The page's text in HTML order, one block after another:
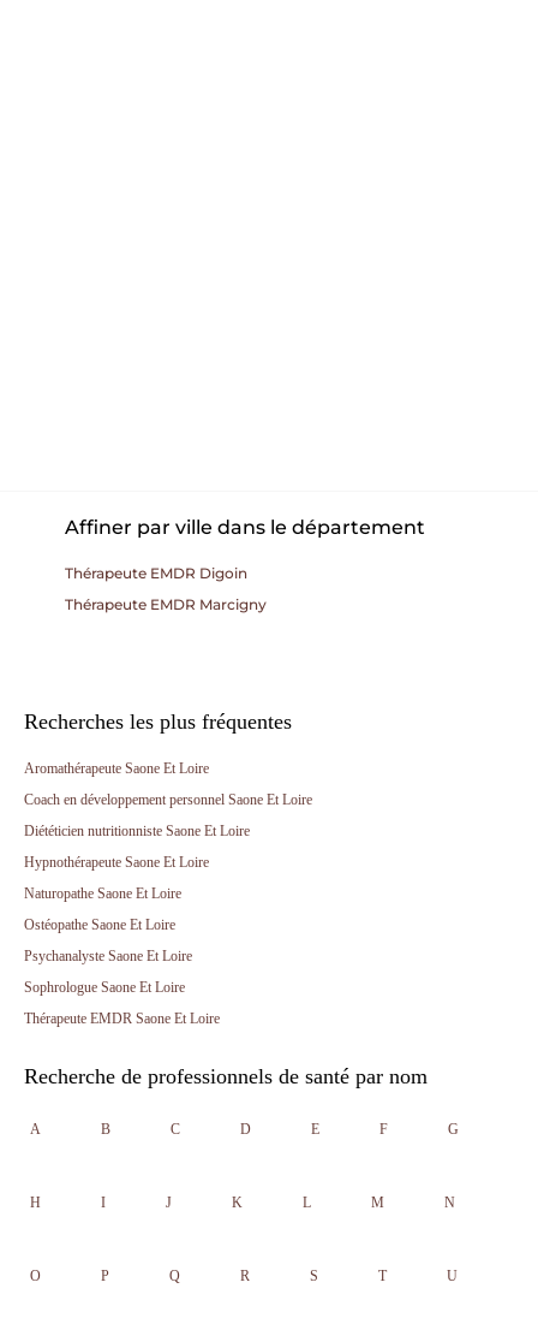
Affiner par ville dans le département
Thérapeute EMDR Digoin
Thérapeute EMDR Marcigny
Recherches les plus fréquentes
Aromathérapeute Saone Et Loire
Coach en développement personnel Saone Et Loire
Diététicien nutritionniste Saone Et Loire
Hypnothérapeute Saone Et Loire
Naturopathe Saone Et Loire
Ostéopathe Saone Et Loire
Psychanalyste Saone Et Loire
Sophrologue Saone Et Loire
Thérapeute EMDR Saone Et Loire
Recherche de professionnels de santé par nom
A B C D E F G
H I J K L M N
O P Q R S T U